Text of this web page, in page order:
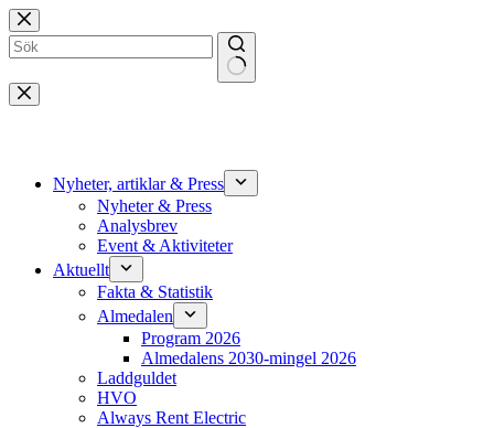
Hoppa
till
innehåll
Inga
resultat
Nyheter, artiklar & Press
Nyheter & Press
Analysbrev
Event & Aktiviteter
Aktuellt
Fakta & Statistik
Almedalen
Program 2026
Almedalens 2030-mingel 2026
Laddguldet
HVO
Always Rent Electric